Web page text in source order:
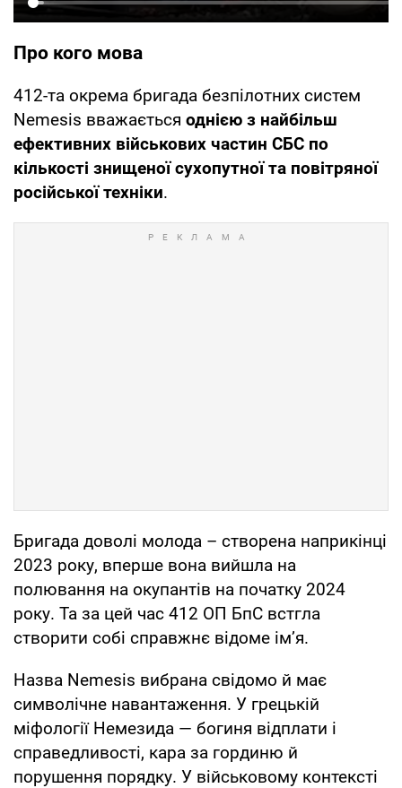
Про кого мова
412-та окрема бригада безпілотних систем
Nemesis вважається однією з найбільш
ефективних військових частин СБС по
кількості знищеної сухопутної та повітряної
російської техніки.
Бригада доволі молода – створена наприкінці
2023 року, вперше вона вийшла на
полювання на окупантів на початку 2024
року. Та за цей час 412 ОП БпС встгла
створити собі справжнє відоме ім’я.
Назва Nemesis вибрана свідомо й має
символічне навантаження. У грецькій
міфології Немезида — богиня відплати і
справедливості, кара за гординю й
порушення порядку. У військовому контексті